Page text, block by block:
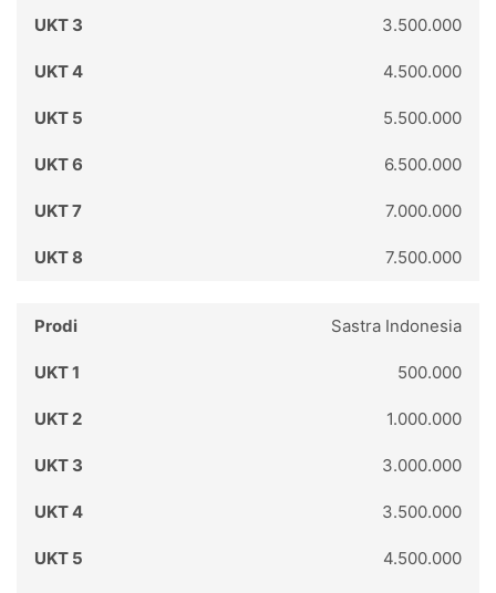
3.500.000
4.500.000
5.500.000
6.500.000
7.000.000
7.500.000
Sastra Indonesia
500.000
1.000.000
3.000.000
3.500.000
4.500.000